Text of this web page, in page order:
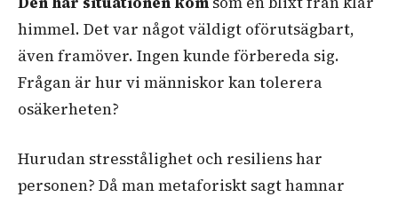
himmel. Det var något väldigt oförutsägbart,
även framöver. Ingen kunde förbereda sig.
Frågan är hur vi människor kan tolerera
osäkerheten?
Hurudan stresstålighet och resiliens har
personen? Då man metaforiskt sagt hamnar